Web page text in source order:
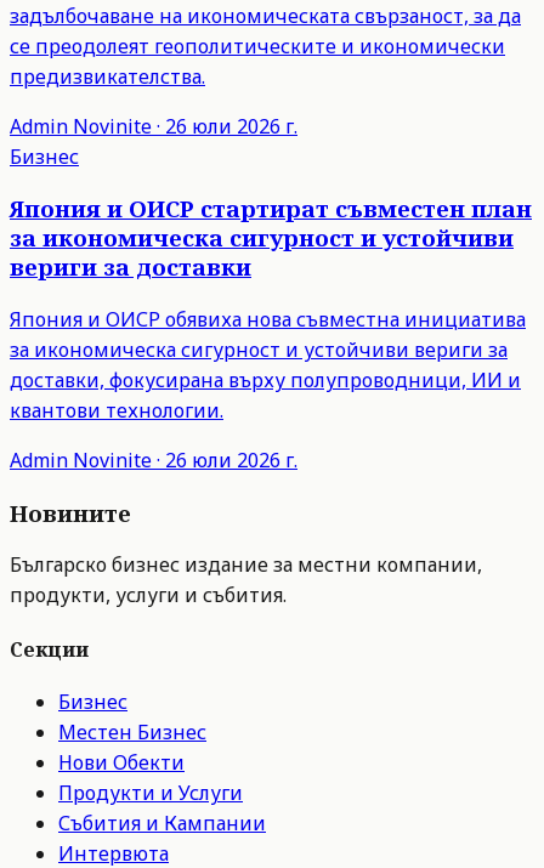
задълбочаване на икономическата свързаност, за да
се преодолеят геополитическите и икономически
предизвикателства.
Admin Novinite· 26 юли 2026 г.
Бизнес
Япония и ОИСР стартират съвместен план
за икономическа сигурност и устойчиви
вериги за доставки
Япония и ОИСР обявиха нова съвместна инициатива
за икономическа сигурност и устойчиви вериги за
доставки, фокусирана върху полупроводници, ИИ и
квантови технологии.
Admin Novinite· 26 юли 2026 г.
Новините
Българско бизнес издание за местни компании,
продукти, услуги и събития.
Секции
Бизнес
Местен Бизнес
Нови Обекти
Продукти и Услуги
Събития и Кампании
Интервюта